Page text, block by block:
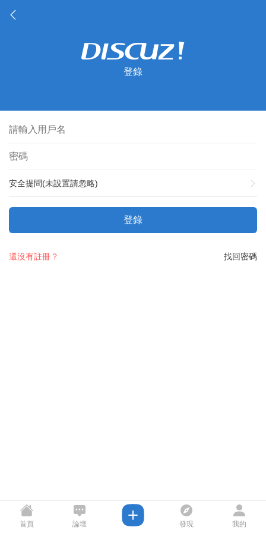
登錄
安全提問(未設置請忽略)
登錄
找回密碼
還沒有註冊？
首頁 論壇 發現 我的